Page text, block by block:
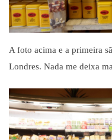
A foto acima e a primeira sã
Londres. Nada me deixa